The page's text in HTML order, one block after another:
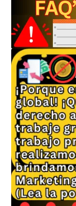
Política de
Política de
Preguntas Mas
Productos
Sulgeli
Terminos Y